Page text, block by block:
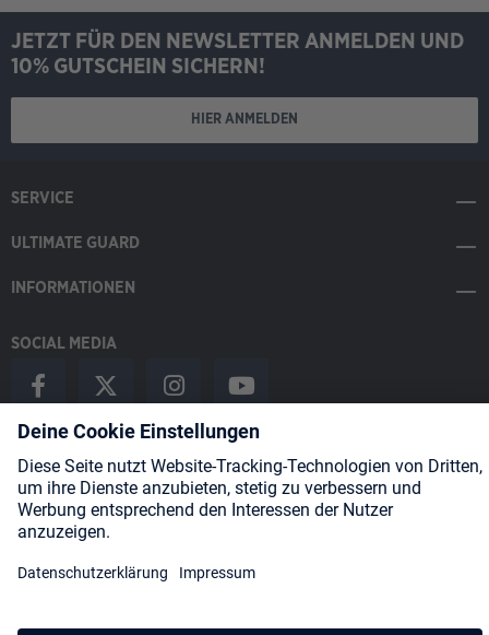
JETZT FÜR DEN NEWSLETTER ANMELDEN UND
10% GUTSCHEIN SICHERN!
HIER ANMELDEN
SERVICE
ULTIMATE GUARD
INFORMATIONEN
SOCIAL MEDIA
About us Blog Partners